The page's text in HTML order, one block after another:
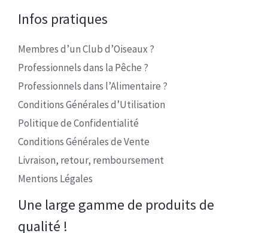
Infos pratiques
Membres d’un Club d’Oiseaux ?
Professionnels dans la Pêche ?
Professionnels dans l’Alimentaire ?
Conditions Générales d’Utilisation
Politique de Confidentialité
Conditions Générales de Vente
Livraison, retour, remboursement
Mentions Légales
Une large gamme de produits de
qualité !